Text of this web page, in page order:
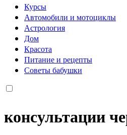
Курсы
Автомобили и мотоциклы
Астрология
Дом
Красота
Питание и рецепты
Советы бабушки
консультации